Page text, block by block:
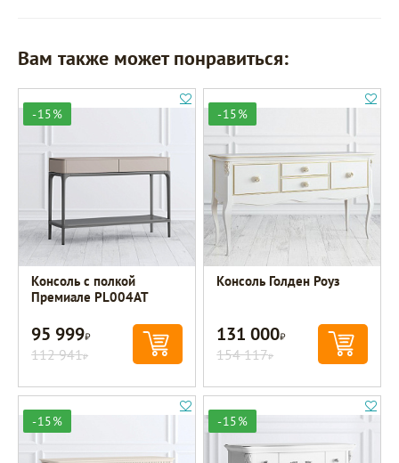
Вам также может понравиться:
-15%
Консоль с полкой
Премиале PL004AT
95 999Р
112 941Р
-15%
Консоль Голден Роуз
131 000Р
154 117Р
-15% -15%